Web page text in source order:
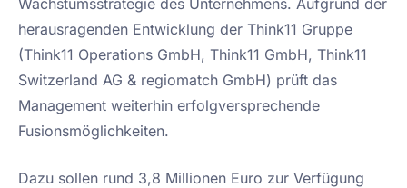
herausragenden Entwicklung der Think11 Gruppe
(Think11 Operations GmbH, Think11 GmbH, Think11
Switzerland AG & regiomatch GmbH) prüft das
Management weiterhin erfolgversprechende
Fusionsmöglichkeiten.
Dazu sollen rund 3,8 Millionen Euro zur Verfügung